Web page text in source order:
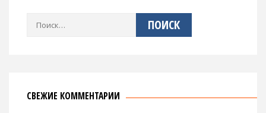
Найти:
СВЕЖИЕ КОММЕНТАРИИ